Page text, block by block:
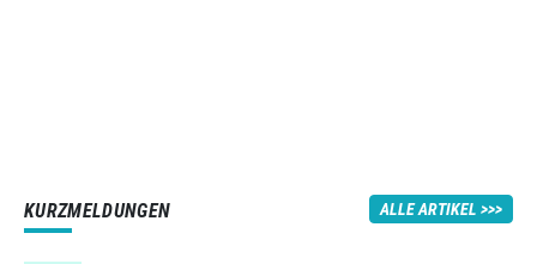
KURZMELDUNGEN ALLE ARTIKEL